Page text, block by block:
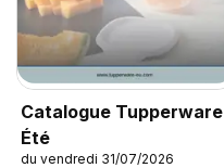
Catalogue Tupperware
Été
du vendredi 31/07/2026